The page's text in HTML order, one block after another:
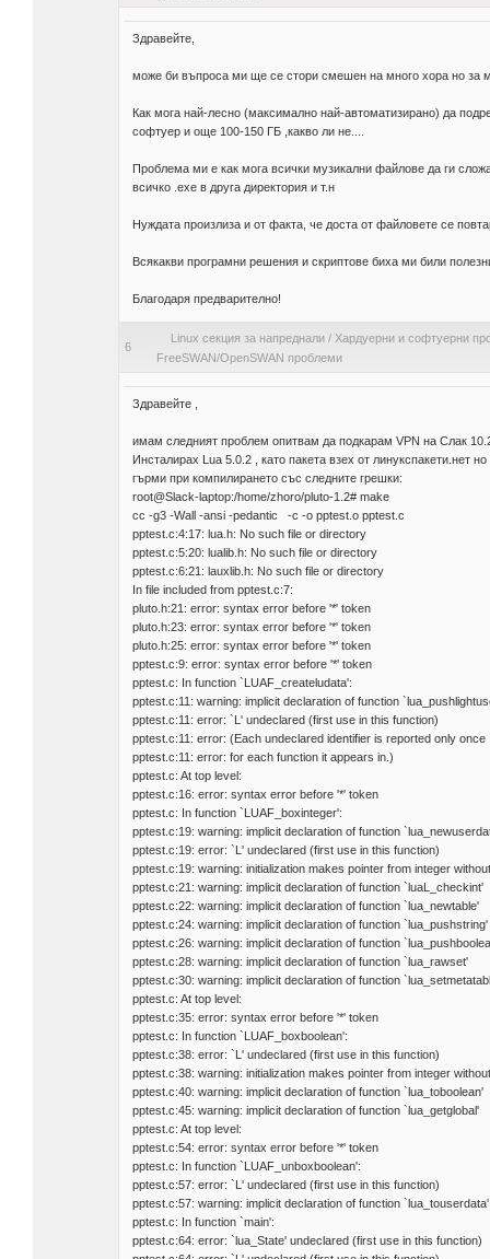
Здравейте,
може би въпроса ми ще се стори смешен на много хора но за
Как мога най-лесно (максимално най-автоматизирано) да
софтуер и още 100-150 ГБ ,какво ли не....
Проблема ми е как мога всички музикални файлове да ги
всичко .exe в друга директория и т.н
Нуждата произлиза и от факта, че доста от файловете се
Всякакви програмни решения и скриптове биха ми били
Благодаря предварително!
6
Linux секция за напреднали/ Хардуерни и софтуерни
FreeSWAN/OpenSWAN проблеми
Здравейте ,
имам следният проблем опитвам да подкарам VPN на Слак
Инсталирах Lua 5.0.2 , като пакета взех от линукспакети.нет
гърми при компилирането със следните грешки:
root@Slack-laptop:/home/zhoro/pluto-1.2# make
cc -g3 -Wall -ansi -pedantic -c -o pptest.o pptest.c
pptest.c:4:17: lua.h: No such file or directory
pptest.c:5:20: lualib.h: No such file or directory
pptest.c:6:21: lauxlib.h: No such file or directory
In file included from pptest.c:7:
pluto.h:21: error: syntax error before '*' token
pluto.h:23: error: syntax error before '*' token
pluto.h:25: error: syntax error before '*' token
pptest.c:9: error: syntax error before '*' token
pptest.c: In function `LUAF_createludata':
pptest.c:11: warning: implicit declaration of function
pptest.c:11: error: `L' undeclared (first use in this function)
pptest.c:11: error: (Each undeclared identifier is reported only once
pptest.c:11: error: for each function it appears in.)
pptest.c: At top level:
pptest.c:16: error: syntax error before '*' token
pptest.c: In function `LUAF_boxinteger':
pptest.c:19: warning: implicit declaration of function
pptest.c:19: error: `L' undeclared (first use in this function)
pptest.c:19: warning: initialization makes pointer from integer
pptest.c:21: warning: implicit declaration of function `luaL_checkint'
pptest.c:22: warning: implicit declaration of function `lua_newtable'
pptest.c:24: warning: implicit declaration of function `lua_pushstring'
pptest.c:26: warning: implicit declaration of function
pptest.c:28: warning: implicit declaration of function `lua_rawset'
pptest.c:30: warning: implicit declaration of function
pptest.c: At top level:
pptest.c:35: error: syntax error before '*' token
pptest.c: In function `LUAF_boxboolean':
pptest.c:38: error: `L' undeclared (first use in this function)
pptest.c:38: warning: initialization makes pointer from integer
pptest.c:40: warning: implicit declaration of function `lua_toboolean'
pptest.c:45: warning: implicit declaration of function `lua_getglobal'
pptest.c: At top level:
pptest.c:54: error: syntax error before '*' token
pptest.c: In function `LUAF_unboxboolean':
pptest.c:57: error: `L' undeclared (first use in this function)
pptest.c:57: warning: implicit declaration of function `lua_touserdata'
pptest.c: In function `main':
pptest.c:64: error: `lua_State' undeclared (first use in this function)